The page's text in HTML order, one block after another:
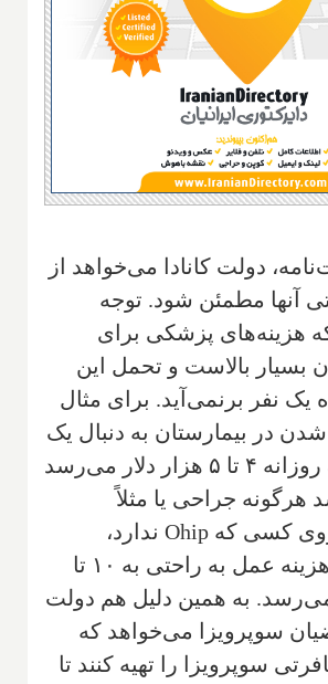
دولت کانادا می‌خواهد از
آنها مطمئن شود. توجه
هزینه‌های پزشکی برای
بسیار بالاست و تحمل این
یک نفر برنمی‌آید. برای مثال
در بیمارستان به دنبال یک
سکته قلبی به روزانه ۴ تا ۵ هزار دلار می‌رسد
هر‌گونه جراحی یا مثلاً
روی کسی که Ohip ندارد،‌
صورت بگیرد هزینه عمل به راحتی به ۱۰ تا
می‌رسد. به همین دلیل هم دولت
سوپرویزا می‌خواهد که
سوپرویزا را تهیه کنند تا